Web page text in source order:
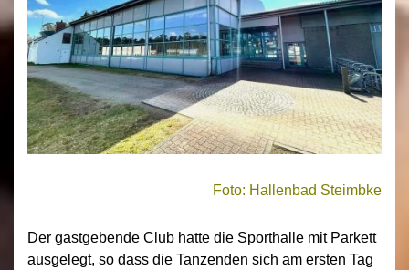
Foto: Hallenbad Steimbke
Der gastgebende Club hatte die Sporthalle mit Parkett
ausgelegt, so dass die Tanzenden sich am ersten Tag